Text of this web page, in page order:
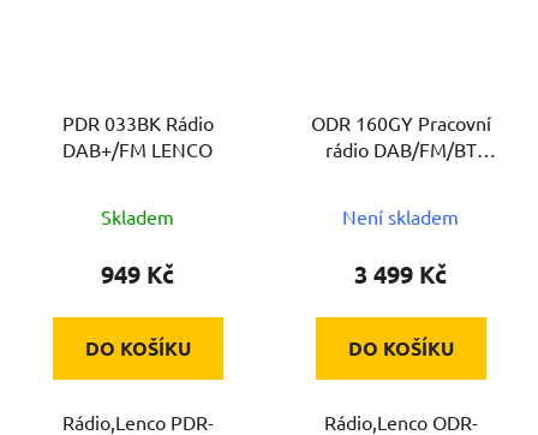
PDR 033BK Rádio
DAB+/FM LENCO
Skladem
949 Kč
DO KOŠÍKU
Rádio,Lenco PDR-
ODR 160GY Pracovní
rádio DAB/FM/BT
Není skladem
3 499 Kč
DO KOŠÍKU
Rádio,Lenco ODR-